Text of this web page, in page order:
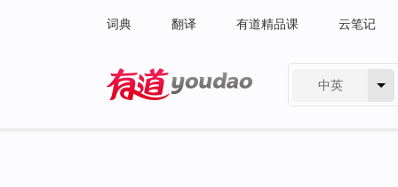
词典 翻译 有道精品课 云笔记
中英